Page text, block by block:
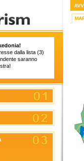
dalla lista (3)
saranno